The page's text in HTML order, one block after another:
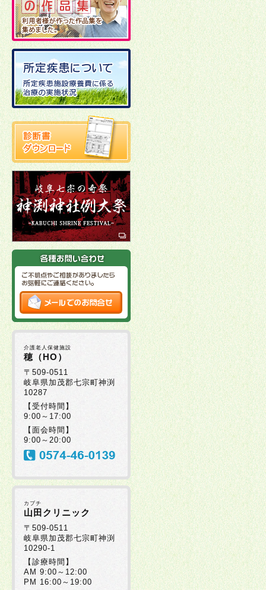
介護老人保健施設
穂（HO）
〒509-0511
岐阜県加茂郡七宗町神渕
10287
【受付時間】
9:00～17:00
【面会時間】
9:00～20:00
カブチ
山田クリニック
〒509-0511
岐阜県加茂郡七宗町神渕
10290-1
【診療時間】
AM 9:00～12:00
PM 16:00～19:00